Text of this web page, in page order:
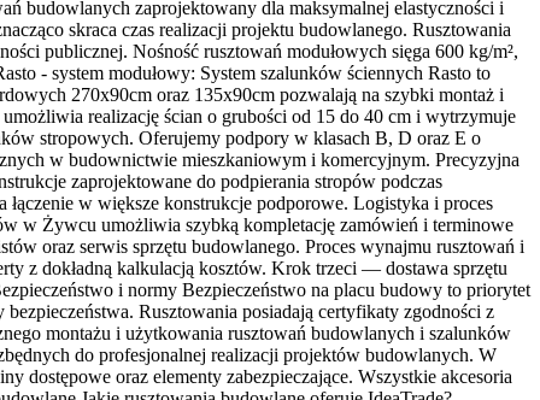
budowlanych zaprojektowany dla maksymalnej elastyczności i
skraca czas realizacji projektu budowlanego. Rusztowania
publicznej. Nośność rusztowań modułowych sięga 600 kg/m²,
- system modułowy: System szalunków ściennych Rasto to
270x90cm oraz 135x90cm pozwalają na szybki montaż i
realizację ścian o grubości od 15 do 40 cm i wytrzymuje
stropowych. Oferujemy podpory w klasach B, D oraz E o
w budownictwie mieszkaniowym i komercyjnym. Precyzyjna
zaprojektowane do podpierania stropów podczas
w większe konstrukcje podporowe. Logistyka i proces
w Żywcu umożliwia szybką kompletację zamówień i terminowe
oraz serwis sprzętu budowlanego. Proces wynajmu rusztowań i
z dokładną kalkulacją kosztów. Krok trzeci — dostawa sprzętu
i normy Bezpieczeństwo na placu budowy to priorytet
Rusztowania posiadają certyfikaty zgodności z
montażu i użytkowania rusztowań budowlanych i szalunków
do profesjonalnej realizacji projektów budowlanych. W
dostępowe oraz elementy zabezpieczające. Wszystkie akcesoria